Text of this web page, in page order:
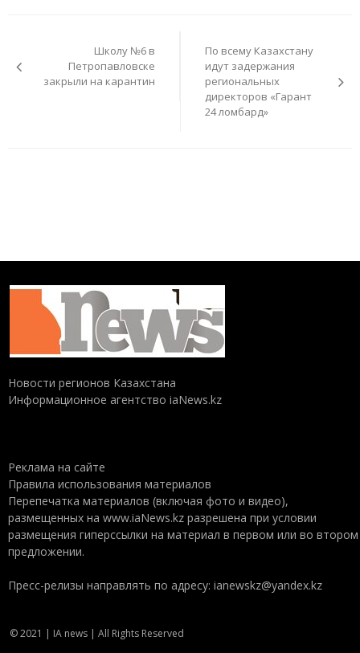
записям
Школу №6 в
Петропавловске
закрыли на карантин
По всему Казахстану
идут задержания
региональных
директоров «Гарант
24 ломбард»
Новости регионов Казахстана
Информационное агентство iaNews.kz
Реклама на сайте
Правила использования материалов
Перепечатка материалов (включая фото и видео),
размещенных на www.iaNews.kz разрешена при условии
размещения гиперссылки на материал в первом или во втором
предложении.
Пресс-релизы направлять по адресу: ianewskz@yandex.kz
© 2021 | IA news | All Rights Reserved